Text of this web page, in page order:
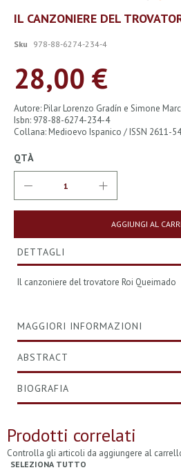
Vai
all'inizio
galleria
immagini
IL CANZONIERE DEL
Sku 978-88-6274-234-4
28,00 €
Autore: Pilar Lorenzo Gradín e Simone
Isbn: 978-88-6274-234-4
Collana: Medioevo Ispanico / ISSN 2611-
QTÀ
AGGIUNGI AL
DETTAGLI
Il canzoniere del trovatore Roi Queimado
MAGGIORI INFORMAZIONI
ABSTRACT
BIOGRAFIA
Prodotti correlati
Controlla gli articoli da aggiungere al
SELEZIONA TUTTO